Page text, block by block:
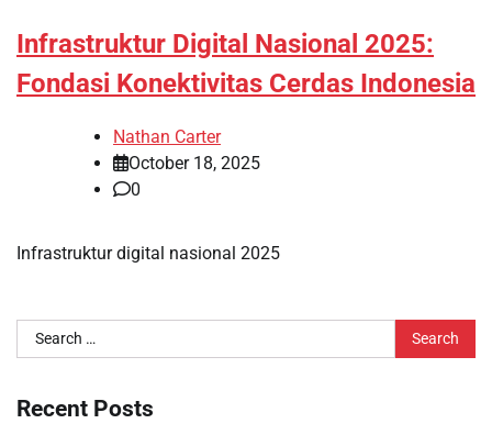
Infrastruktur Digital Nasional 2025:
Fondasi Konektivitas Cerdas Indonesia
Nathan Carter
October 18, 2025
0
Infrastruktur digital nasional 2025
Search
for:
Recent Posts